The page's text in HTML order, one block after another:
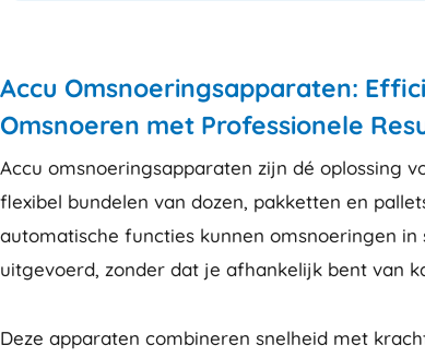
Accu Omsnoeringsapparaten:
Omsnoeren met Professionele
Accu omsnoeringsapparaten zijn dé oplossing
flexibel bundelen van dozen, pakketten en
automatische functies kunnen omsnoeringen in
uitgevoerd, zonder dat je afhankelijk bent van
Deze apparaten combineren snelheid met